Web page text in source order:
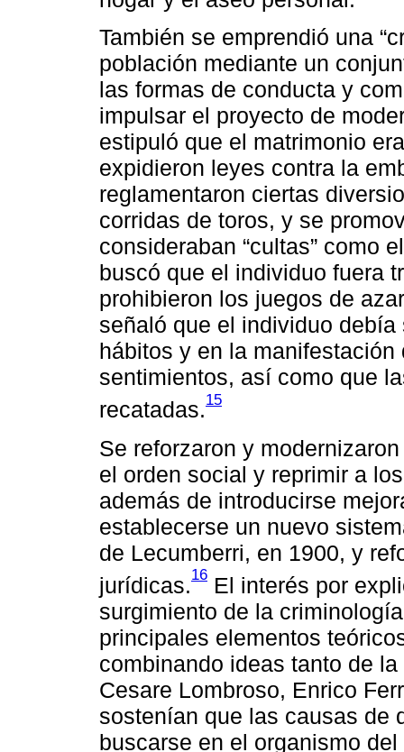
También se emprendió una
población mediante un
las formas de conducta y
impulsar el proyecto de
estipuló que el matrimonio
expidieron leyes contra la
reglamentaron ciertas
corridas de toros, y se
consideraban “cultas” como
buscó que el individuo fuera
prohibieron los juegos de
señaló que el individuo
hábitos y en la
sentimientos, así como que
recatadas.15
Se reforzaron y
el orden social y reprimir a
además de introducirse
establecerse un nuevo
de Lecumberri, en 1900, y
jurídicas.16 El interés por
surgimiento de la
principales elementos
combinando ideas tanto de
Cesare Lombroso, Enrico
sostenían que las causas de
buscarse en el organismo